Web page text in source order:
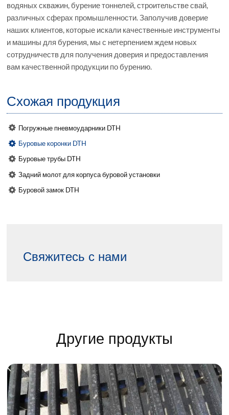
водяных скважин, бурение тоннелей, строительстве свай,
различных сферах промышленности. Заполучив доверие
наших клиентов, которые искали качественные инструменты
и машины для бурения, мы с нетерпением ждем новых
сотрудничеств для получения доверия и предоставления
вам качественной продукции по бурению.
Схожая продукция
Погружные пневмоударники DTH
Буровые коронки DTH
Буровые трубы DTH
Задний молот для корпуса буровой установки
Буровой замок DTH
Свяжитесь с нами
Другие продукты